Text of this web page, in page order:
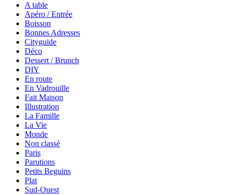
A table
Apéro / Entrée
Boisson
Bonnes Adresses
Cityguide
Déco
Dessert / Brunch
DIY
En route
En Vadrouille
Fait Maison
Illustration
La Famille
La Vie
Monde
Non classé
Paris
Parutions
Petits Beguins
Plat
Sud-Ouest